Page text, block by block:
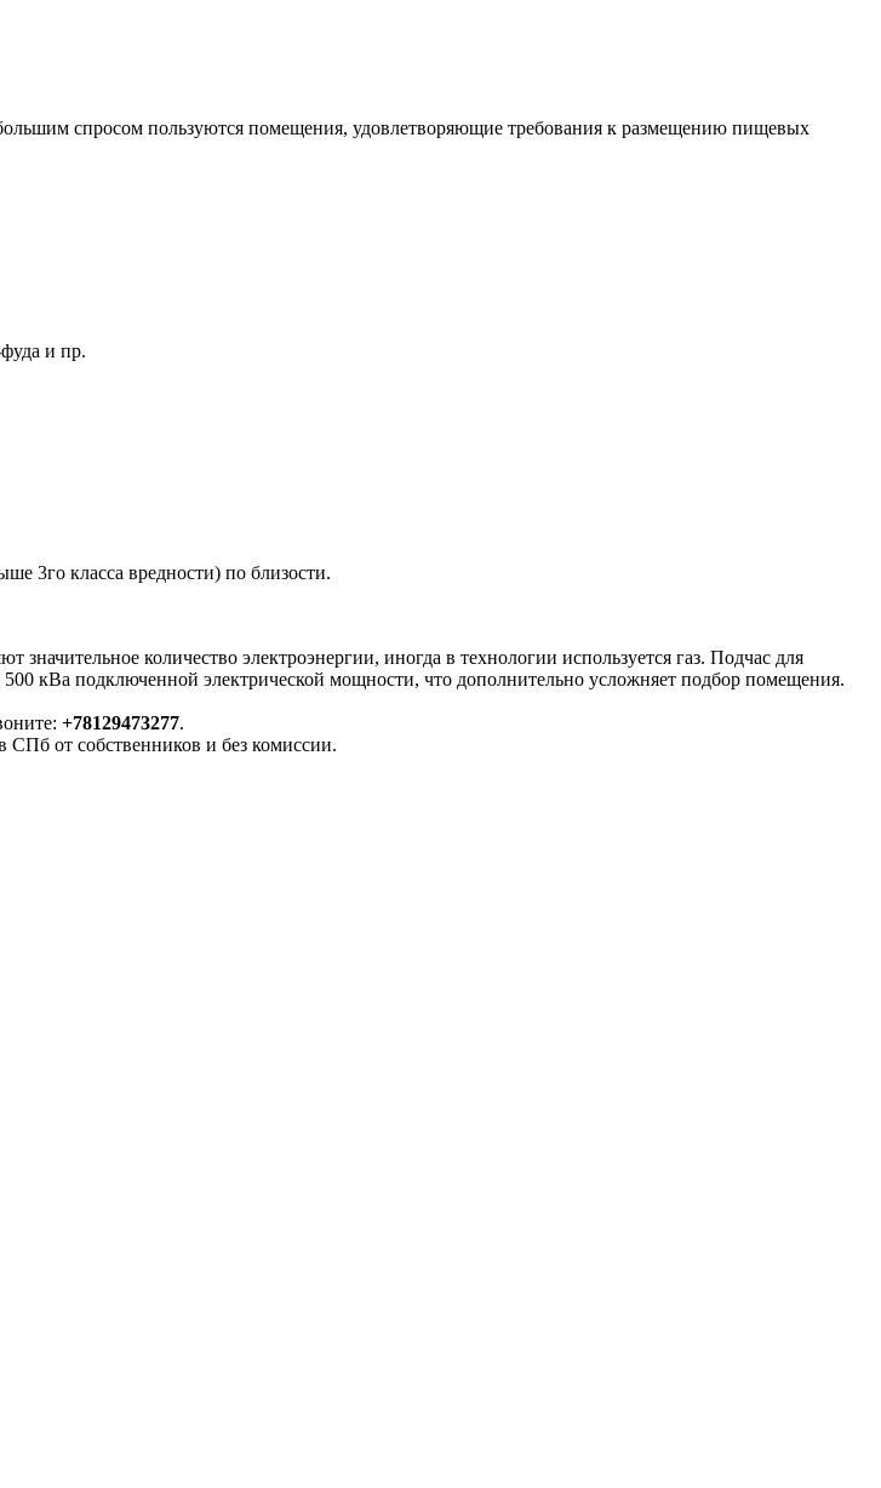
спросом пользуются помещения, удовлетворяющие требования к размещению пищевых
и пр.
3го класса вредности) по близости.
количество электроэнергии, иногда в технологии используется газ. Подчас для
кВа подключенной электрической мощности, что дополнительно усложняет подбор помещения.
+78129473277.
от собственников и без комиссии.